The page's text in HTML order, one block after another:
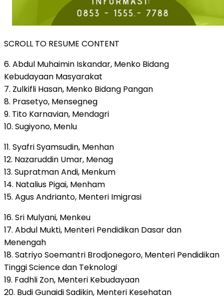
SCROLL TO RESUME CONTENT
6. Abdul Muhaimin Iskandar, Menko Bidang
Kebudayaan Masyarakat
7. Zulkifli Hasan, Menko Bidang Pangan
8. Prasetyo, Mensegneg
9. Tito Karnavian, Mendagri
10. Sugiyono, Menlu
11. Syafri Syamsudin, Menhan
12. Nazaruddin Umar, Menag
13. Supratman Andi, Menkum
14. Natalius Pigai, Menham
15. Agus Andrianto, Menteri Imigrasi
16. Sri Mulyani, Menkeu
17. Abdul Mukti, Menteri Pendidikan Dasar dan
Menengah
18. Satriyo Soemantri Brodjonegoro, Menteri Pendidikan
Tinggi Science dan Teknologi
19. Fadhli Zon, Menteri Kebudayaan
20. Budi Gunaidi Sadikin, Menteri Kesehatan